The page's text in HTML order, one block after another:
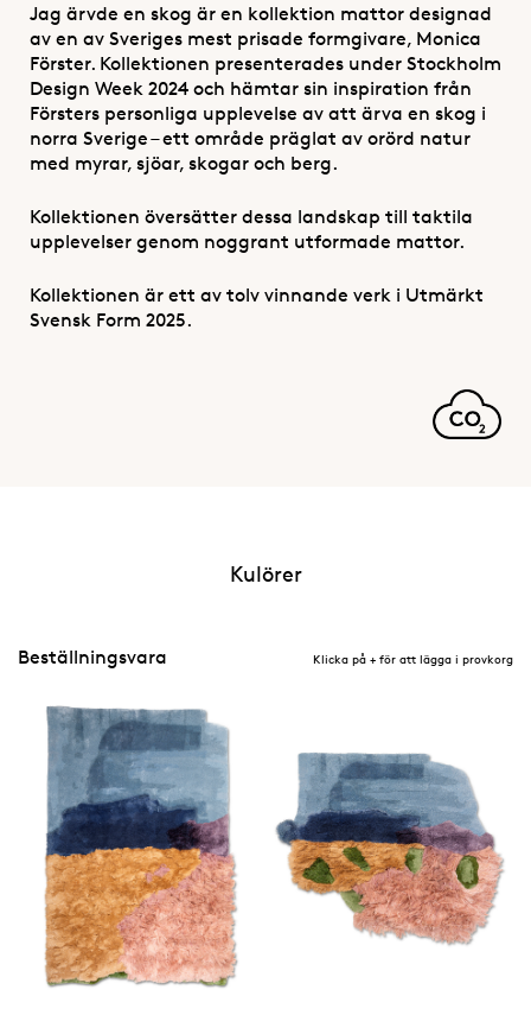
Jag ärvde en skog är en kollektion mattor designad
av en av Sveriges mest prisade formgivare, Monica
Förster. Kollektionen presenterades under Stockholm
Design Week 2024 och hämtar sin inspiration från
Försters personliga upplevelse av att ärva en skog i
norra Sverige – ett område präglat av orörd natur
med myrar, sjöar, skogar och berg.
Kollektionen översätter dessa landskap till taktila
upplevelser genom noggrant utformade mattor.
Kollektionen är ett av tolv vinnande verk i Utmärkt
Svensk Form 2025.
Kulörer
Beställningsvara Klicka på + för att lägga i provkorg